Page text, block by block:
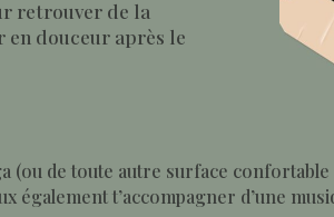
retrouver de la
douceur après le
(ou de toute autre surface
également t’accompagner d’une